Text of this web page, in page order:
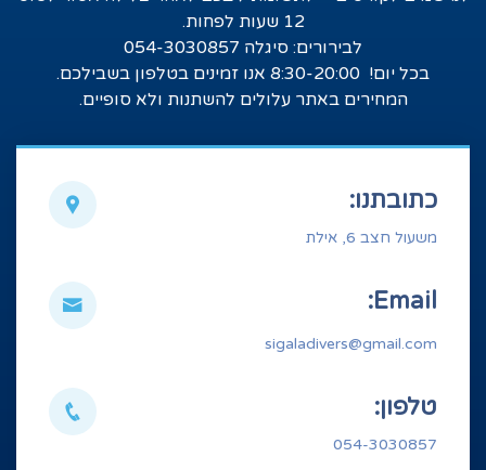
12 שעות לפחות.
לבירורים: סיגלה 054-3030857
בכל יום! 8:30-20:00 אנו זמינים בטלפון בשבילכם.
המחירים באתר עלולים להשתנות ולא סופיים.
כתובתנו:
משעול חצב 6, אילת
Email:
sigaladivers@gmail.com
טלפון:
054-3030857